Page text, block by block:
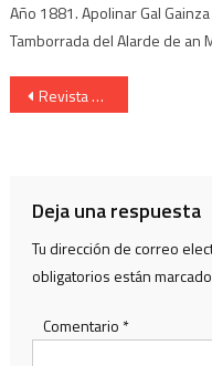
Año 1881. Apolinar Gal
Tamborrada del Alarde de an
Navegación
Revista de la Compañía Real Unión Patricia Mendibil 2012
Deja una respuesta
Tu dirección de correo
obligatorios están
Comentario *